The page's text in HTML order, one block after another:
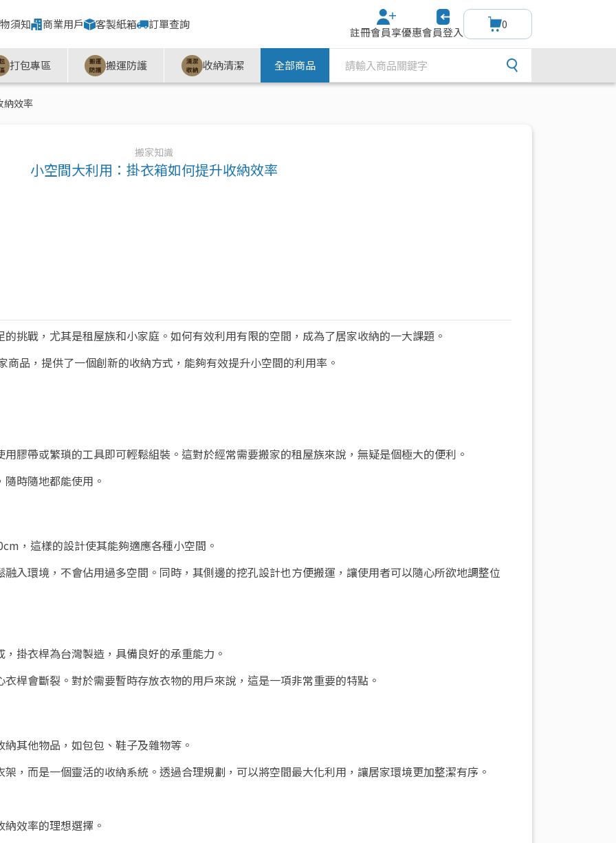
須知 商業用戶 客製紙箱 訂單查詢
註冊會員享優惠會員登入
0
打包專區 搬運防護 收納清潔 全部商品
納效率
搬家知識
小空間大利用：掛衣箱如何提升收納效率
挑戰，尤其是租屋族和小家庭。如何有效利用有限的空間，成為了居家收納的一大課題。
品，提供了一個創新的收納方式，能夠有效提升小空間的利用率。
膠帶或繁瑣的工具即可輕鬆組裝。這對於經常需要搬家的租屋族來說，無疑是個極大的便利。
時隨地都能使用。
，這樣的設計使其能夠適應各種小空間。
入環境，不會佔用過多空間。同時，其側邊的挖孔設計也方便搬運，讓使用者可以隨心所欲地調整位
掛衣桿為台灣製造，具備良好的承重能力。
桿會斷裂。對於需要暫時存放衣物的用戶來說，這是一項非常重要的特點。
其他物品，如包包、鞋子及雜物等。
，而是一個靈活的收納系統。透過合理規劃，可以將空間最大化利用，讓居家環境更加整潔有序。
效率的理想選擇。